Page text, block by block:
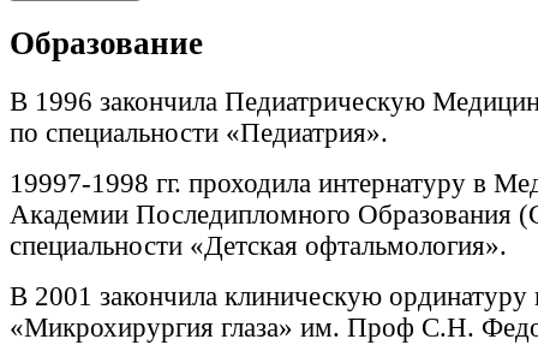
Образование
В 1996 закончила Педиатрическую
по специальности «Педиатрия».
19997-1998 гг. проходила интернатуру в
Академии Последипломного
специальности «Детская офтальмология».
В 2001 закончила клиническую
«Микрохирургия глаза» им. Проф С.Н.